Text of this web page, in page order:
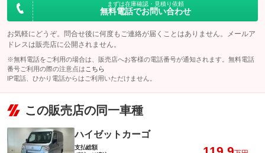
まずは在庫確認・見積り依頼
無料電話でお問い合わせ
お気軽にどうぞ。問合せ後に何度もご連絡が届くことはありません。メールア
ドレスは販売店に公開されません。
※無料電話をご利用の場合は、販売店へお客様の電話番号が通知されます。無料電話
番号ご利用の際の注意点は こちら
IP電話、ひかり電話からはご利用いただけません。
この販売店の同一車種
ハイゼットカーゴ
支払総額